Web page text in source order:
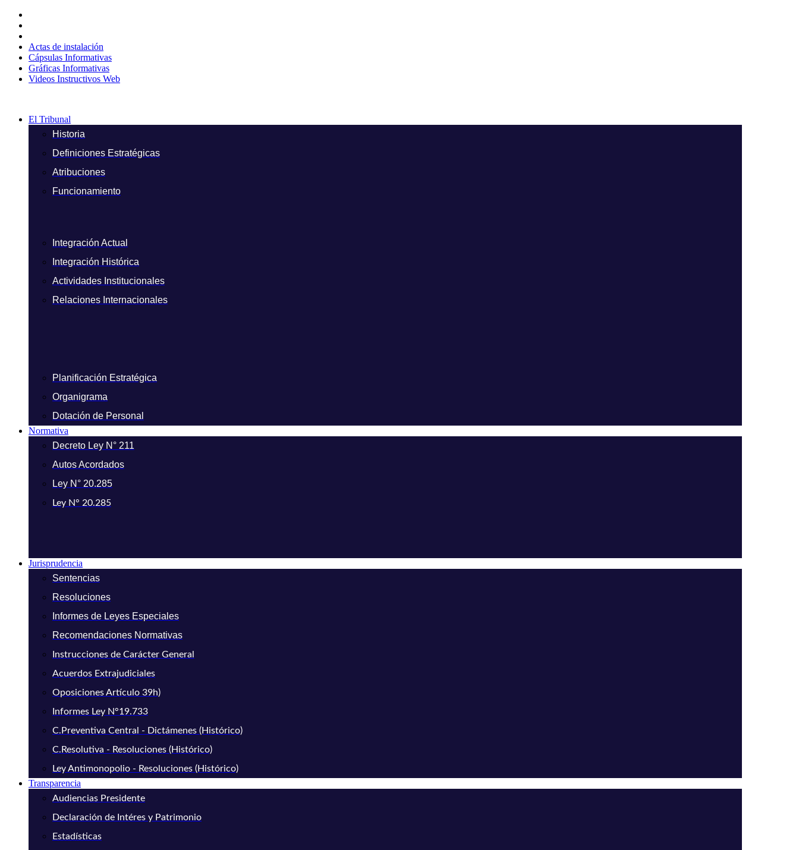
contenido
Actas de instalación
Cápsulas Informativas
Gráficas Informativas
Videos Instructivos Web
El Tribunal
Historia
Definiciones Estratégicas
Atribuciones
Funcionamiento
Integración Actual
Integración Histórica
Actividades Institucionales
Relaciones Internacionales
Planificación Estratégica
Organigrama
Dotación de Personal
Normativa
Decreto Ley N° 211
Autos Acordados
Ley N° 20.285
Ley N° 20.285
Jurisprudencia
Sentencias
Resoluciones
Informes de Leyes Especiales
Recomendaciones Normativas
Instrucciones de Carácter General
Acuerdos Extrajudiciales
Oposiciones Artículo 39h)
Informes Ley N°19.733
C.Preventiva Central - Dictámenes (Histórico)
C.Resolutiva - Resoluciones (Histórico)
Ley Antimonopolio - Resoluciones (Histórico)
Transparencia
Audiencias Presidente
Declaración de Intéres y Patrimonio
Estadísticas